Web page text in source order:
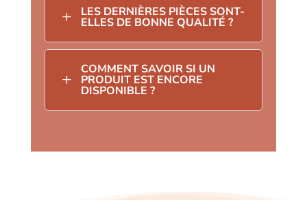
L LES DERNIÈRES PIÈCES SONT-
ELLES DE BONNE QUALITÉ ?
L
COMMENT SAVOIR SI UN
PRODUIT EST ENCORE
DISPONIBLE ?